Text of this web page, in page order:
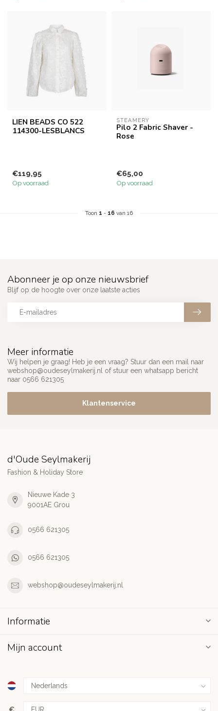
LIEN BEADS CO 522
114300-LESBLANCS
€119,95
Op voorraad
STEAMERY
Pilo 2 Fabric Shaver -
Rose
€65,00
Op voorraad
Toon 1 - 16 van 16
Meer informatie
Wij helpen je graag! Heb je een vraag? Stuur dan een mail naar
webshop@oudeseylmakerij.nl
of stuur een whatsapp bericht
naar 0566 621305
Klantenservice
Abonneer je op onze nieuwsbrief
Blijf op de hoogte over onze laatste acties
d'Oude Seylmakerij
Fashion & Holiday Store
Nieuwe Kade 3
9001AE Grou
0566 621305
0566 621305
webshop@oudeseylmakerij.nl
Informatie
Mijn account